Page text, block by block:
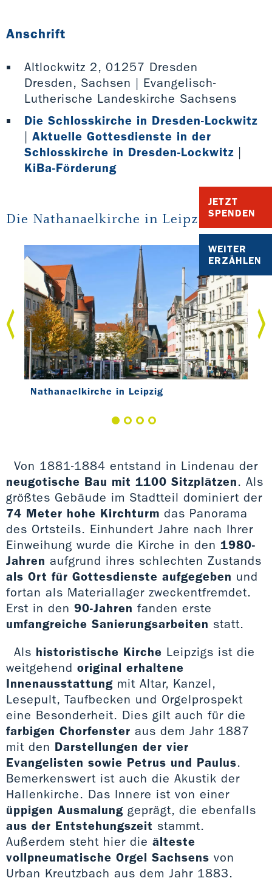
JETZT
SPENDEN
WEITER
ERZÄHLEN
Anschrift
Altlockwitz 2, 01257 Dresden
Dresden, Sachsen | Evangelisch-
Lutherische Landeskirche Sachsens
Die Schlosskirche in Dresden-Lockwitz
| Aktuelle Gottesdienste in der
Schlosskirche in Dresden-Lockwitz |
KiBa-Förderung
Die Nathanaelkirche in Leipzig
Nathanaelkirche in Leipzig
Von 1881-1884 entstand in Lindenau der
neugotische Bau mit 1100 Sitzplätzen. Als
größtes Gebäude im Stadtteil dominiert der
74 Meter hohe Kirchturm das Panorama
des Ortsteils. Einhundert Jahre nach Ihrer
Einweihung wurde die Kirche in den 1980-
Jahren aufgrund ihres schlechten Zustands
als Ort für Gottesdienste aufgegeben und
fortan als Materiallager zweckentfremdet.
Erst in den 90-Jahren fanden erste
umfangreiche Sanierungsarbeiten statt.
Als historistische Kirche Leipzigs ist die
weitgehend original erhaltene
Innenausstattung mit Altar, Kanzel,
Lesepult, Taufbecken und Orgelprospekt
eine Besonderheit. Dies gilt auch für die
farbigen Chorfenster aus dem Jahr 1887
mit den Darstellungen der vier
Evangelisten sowie Petrus und Paulus.
Bemerkenswert ist auch die Akustik der
Hallenkirche. Das Innere ist von einer
üppigen Ausmalung geprägt, die ebenfalls
aus der Entstehungszeit stammt.
Außerdem steht hier die älteste
vollpneumatische Orgel Sachsens von
Urban Kreutzbach aus dem Jahr 1883.